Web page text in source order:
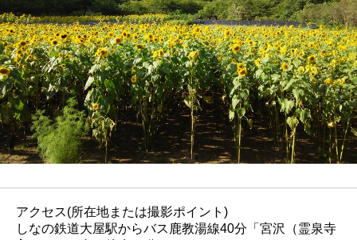
アクセス(所在地または撮影ポイント)
しなの鉄道大屋駅からバス鹿教湯線40分「宮沢（霊泉寺